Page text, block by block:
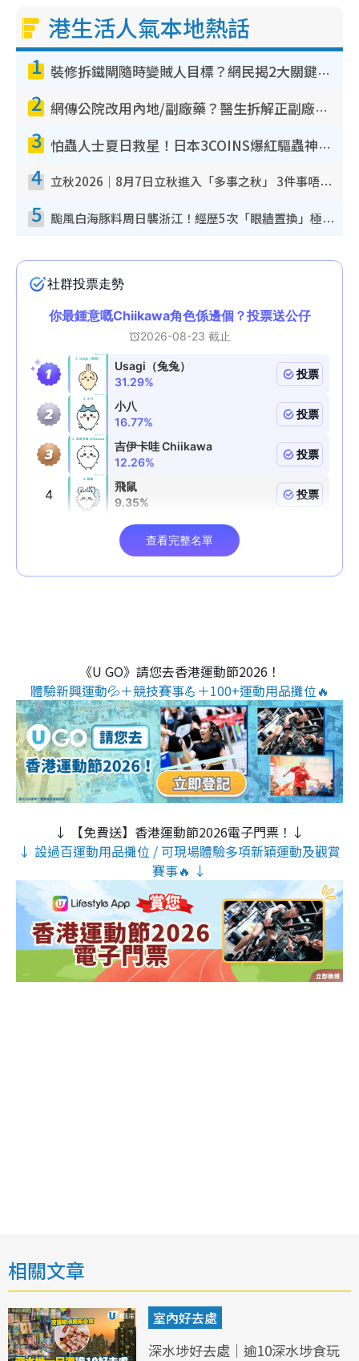
港生活人氣本地熱話
1 裝修拆鐵閘隨時變賊人目標？網民揭2大關鍵用途：裝新式等於白裝？附新舊鐵閘分別
2 網傳公院改用內地/副廠藥？醫生拆解正副廠分別 揭4類人換藥隨時出事
3 怕蟲人士夏日救星！日本3COINS爆紅驅蟲神器$45起 1招「全程免觸碰」輕鬆搞定小強
4 立秋2026｜8月7日立秋進入「多事之秋」 3件事唔做得！專家教6招開運 清枱頭／銀包納氣接好運
5 颱風白海豚料周日襲浙江！經歷5次「眼牆置換」極罕見 成登陸內地最長途颱風
《U GO》請您去香港運動節2026！
體驗新興運動💦＋競技賽事💪＋100+運動用品攤位🔥
↓ 【免費送】香港運動節2026電子門票！↓
↓ 設過百運動用品攤位 / 可現場體驗多項新穎運動及觀賞
賽事🔥 ↓
相關文章
室內好去處
深水埗好去處｜逾10深水埗食玩